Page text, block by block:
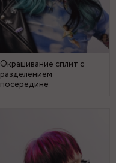
Окрашивание сплит с
разделением
посередине